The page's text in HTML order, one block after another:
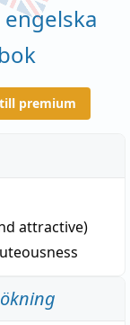
premium
attractive)